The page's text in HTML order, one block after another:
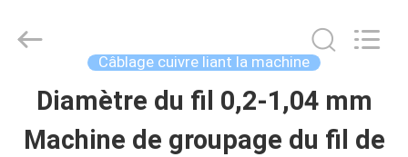
ACCUEIL
Fuchuan
Rights
Reserved.
Câblage cuivre liant la machine
Diamètre du fil 0,2-1,04 mm
Machine de groupage du fil de